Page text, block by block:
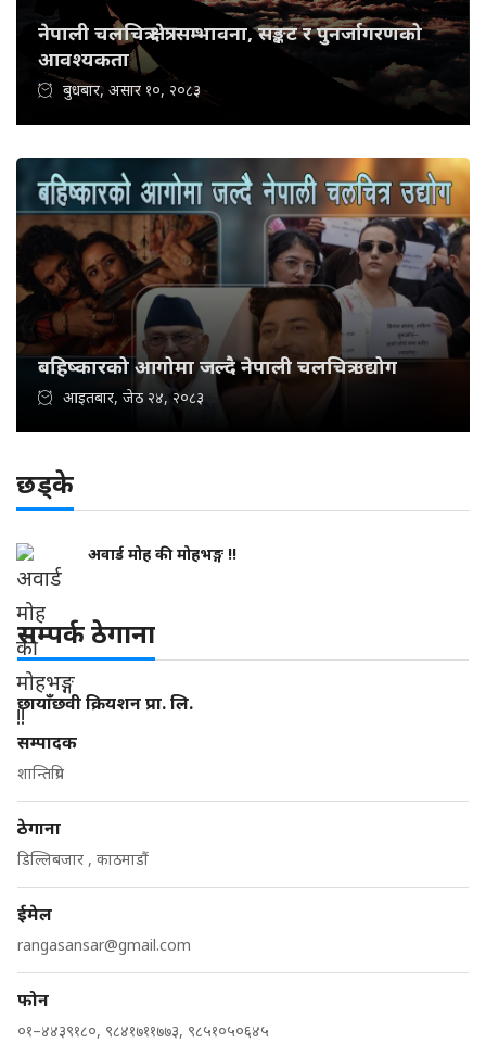
नेपाली चलचित्र क्षेत्र: सम्भावना, सङ्कट र पुनर्जागरणको
आवश्यकता
बुधबार, असार १०, २०८३
बहिष्कारको आगोमा जल्दै नेपाली चलचित्र उद्योग
आइतबार, जेठ २४, २०८३
छड्के
अवार्ड मोह की मोहभङ्ग !!
सम्पर्क ठेगाना
छायाँछवी क्रियशन प्रा. लि.
सम्पादक
शान्तिप्रिय
ठेगाना
डिल्लिबजार , काठमाडौं
ईमेल
rangasansar@gmail.com
फोन
०१–४४३९१८०, ९८४१७११७७३, ९८५१०५०६४५